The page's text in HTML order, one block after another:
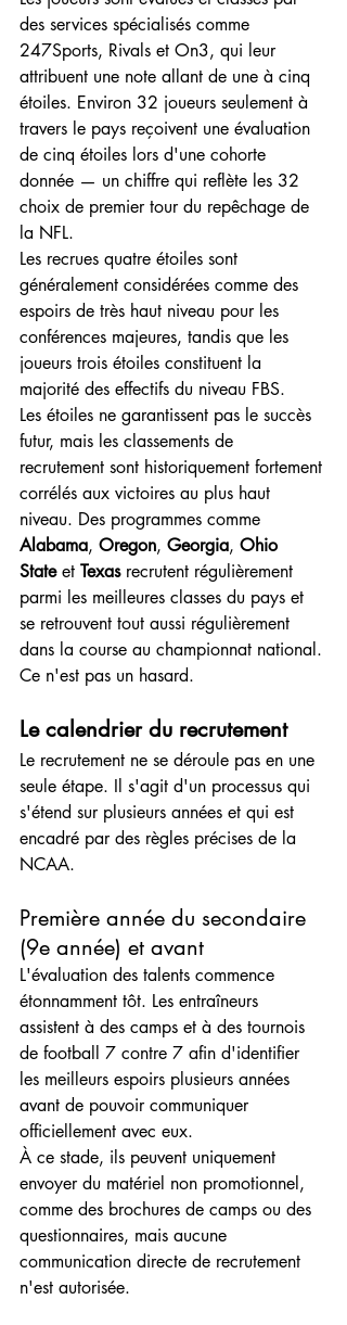
des services spécialisés comme
247Sports, Rivals et On3, qui leur
attribuent une note allant de une à cinq
étoiles. Environ 32 joueurs seulement à
travers le pays reçoivent une évaluation
de cinq étoiles lors d'une cohorte
donnée — un chiffre qui reflète les 32
choix de premier tour du repêchage de
la NFL.
Les recrues quatre étoiles sont
généralement considérées comme des
espoirs de très haut niveau pour les
conférences majeures, tandis que les
joueurs trois étoiles constituent la
majorité des effectifs du niveau FBS.
Les étoiles ne garantissent pas le succès
futur, mais les classements de
recrutement sont historiquement fortement
corrélés aux victoires au plus haut
niveau. Des programmes comme
Alabama, Oregon, Georgia, Ohio
State et Texas recrutent régulièrement
parmi les meilleures classes du pays et
se retrouvent tout aussi régulièrement
dans la course au championnat national.
Ce n'est pas un hasard.
Le calendrier du recrutement
Le recrutement ne se déroule pas en une
seule étape. Il s'agit d'un processus qui
s'étend sur plusieurs années et qui est
encadré par des règles précises de la
NCAA.
Première année du secondaire
(9e année) et avant
L'évaluation des talents commence
étonnamment tôt. Les entraîneurs
assistent à des camps et à des tournois
de football 7 contre 7 afin d'identifier
les meilleurs espoirs plusieurs années
avant de pouvoir communiquer
officiellement avec eux.
À ce stade, ils peuvent uniquement
envoyer du matériel non promotionnel,
comme des brochures de camps ou des
questionnaires, mais aucune
communication directe de recrutement
n'est autorisée.